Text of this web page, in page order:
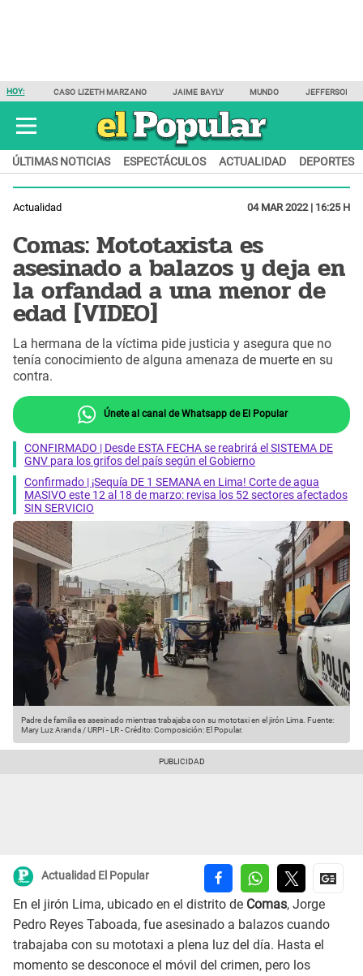
HOY: CASO LIZETH MARZANO JAIME BAYLY MUNDO JEFFERSON
ÚLTIMAS NOTICIAS ESPECTÁCULOS ACTUALIDAD DEPORTES
Actualidad 04 MAR 2022 | 16:25 H
Comas: Mototaxista es
asesinado a balazos y deja en
la orfandad a una menor de
edad [VIDEO]
La hermana de la víctima pide justicia y asegura que no
tenía conocimiento de alguna amenaza de muerte en su
contra.
Únete al canal de Whatsapp de El Popular
CONFIRMADO | Desde ESTA FECHA se reabrirá el SISTEMA DE
GNV para los grifos del país según el Gobierno
Confirmado | ¡Sequía DE 1 SEMANA en Lima! Corte de agua
MASIVO este 12 al 18 de marzo: revisa los 52 sectores afectados
SIN SERVICIO
Padre de familia es asesinado mientras trabajaba con su mototaxi en el jirón Lima. Fuente:
Mary Luz Aranda / URPI - LR-Crédito: Composición: El Popular.
Actualidad El Popular
En el jirón Lima, ubicado en el distrito de Comas, Jorge
Pedro Reyes Taboada, fue asesinado a balazos cuando
trabajaba con su mototaxi a plena luz del día. Hasta el
momento se desconoce el móvil del crimen, pero los